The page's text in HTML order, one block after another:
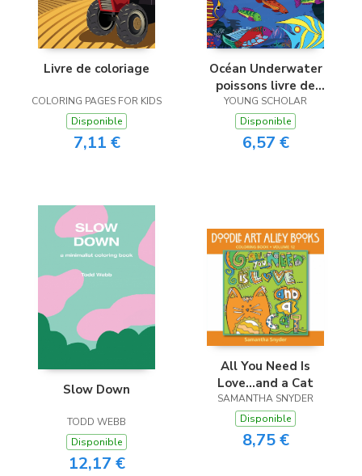
Livre de coloriage
COLORING PAGES FOR KIDS
Disponible
7,11 €
Océan Underwater
poissons livre de
coloriage et de la vie
de la mer
YOUNG SCHOLAR
Disponible
6,57 €
Slow Down
TODD WEBB
Disponible
12,17 €
All You Need Is
Love...and a Cat
SAMANTHA SNYDER
Disponible
8,75 €